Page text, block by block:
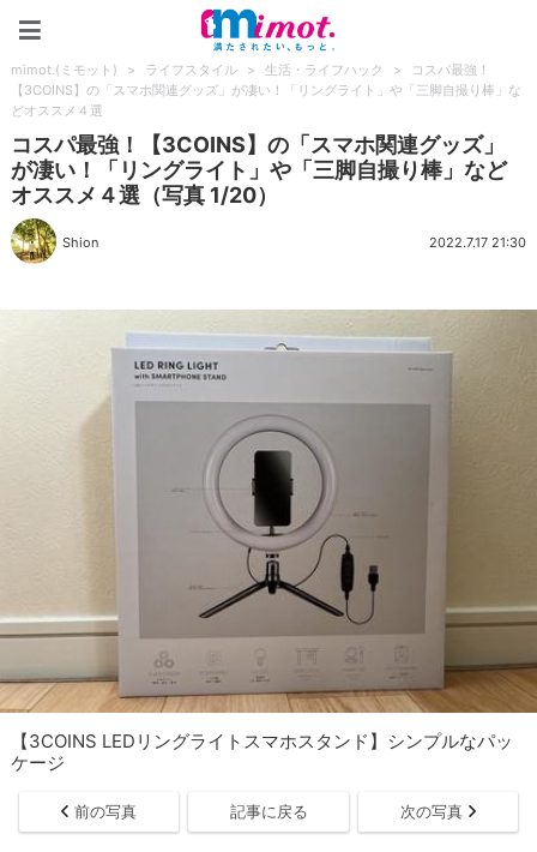
mimot.(ミモット) > ライフスタイル > 生活・ライフハック >
コスパ最強！
【3COINS】の「スマホ関連グッズ」が凄い！「リングライト」や「三脚自撮り棒」な
どオススメ４選
コスパ最強！【3COINS】の「スマホ関連グッズ」
が凄い！「リングライト」や「三脚自撮り棒」など
オススメ４選（写真 1/20）
Shion 2022.7.17 21:30
【3COINS LEDリングライトスマホスタンド】シンプルなパッ
ケージ
前の写真 記事に戻る 次の写真